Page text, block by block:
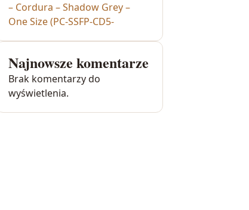
– Cordura – Shadow Grey –
One Size (PC-SSFP-CD5-
Najnowsze komentarze
Brak komentarzy do
wyświetlenia.